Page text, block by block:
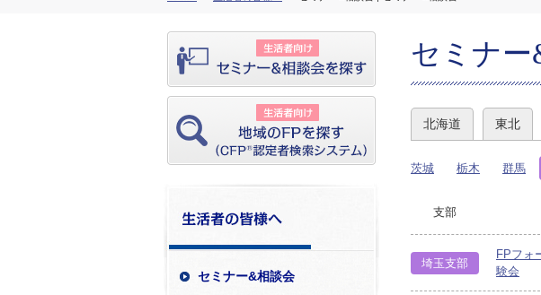
セミナー&相談会
セミナー
北海道 東北
茨城 栃木 群馬
支部
埼玉支部
FPフォ
験会